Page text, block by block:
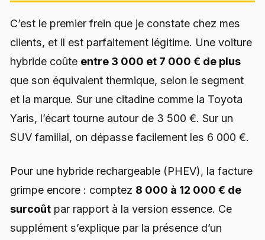
C’est le premier frein que je constate chez mes
clients, et il est parfaitement légitime. Une voiture
hybride coûte entre 3 000 et 7 000 € de plus
que son équivalent thermique, selon le segment
et la marque. Sur une citadine comme la Toyota
Yaris, l’écart tourne autour de 3 500 €. Sur un
SUV familial, on dépasse facilement les 6 000 €.
Pour une hybride rechargeable (PHEV), la facture
grimpe encore : comptez 8 000 à 12 000 € de
surcoût par rapport à la version essence. Ce
supplément s’explique par la présence d’un